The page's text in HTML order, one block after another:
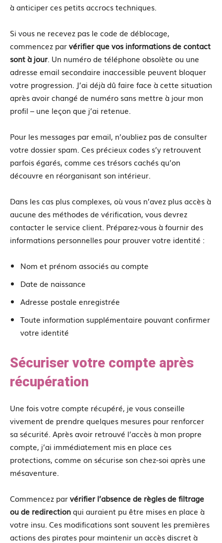
à anticiper ces petits accrocs techniques.
Si vous ne recevez pas le code de déblocage,
commencez parvérifier que vos informations de contact
sont à jour. Un numéro de téléphone obsolète ou une
adresse email secondaire inaccessible peuvent bloquer
votre progression. J’ai déjà dû faire face à cette situation
après avoir changé de numéro sans mettre à jour mon
profil – une leçon que j’ai retenue.
Pour les messages par email, n’oubliez pas de consulter
votre dossier spam. Ces précieux codes s’y retrouvent
parfois égarés, comme ces trésors cachés qu’on
découvre en réorganisant son intérieur.
Dans les cas plus complexes, où vous n’avez plus accès à
aucune des méthodes de vérification, vous devrez
contacter le service client. Préparez-vous à fournir des
informations personnelles pour prouver votre identité :
Nom et prénom associés au compte
Date de naissance
Adresse postale enregistrée
Toute information supplémentaire pouvant confirmer
votre identité
Sécuriser votre compte après
récupération
Une fois votre compte récupéré, je vous conseille
vivement de prendre quelques mesures pour renforcer
sa sécurité. Après avoir retrouvé l’accès à mon propre
compte, j’ai immédiatement mis en place ces
protections, comme on sécurise son chez-soi après une
mésaventure.
Commencez parvérifier l’absence de règles de filtrage
ou de redirectionqui auraient pu être mises en place à
votre insu. Ces modifications sont souvent les premières
actions des pirates pour maintenir un accès discret à